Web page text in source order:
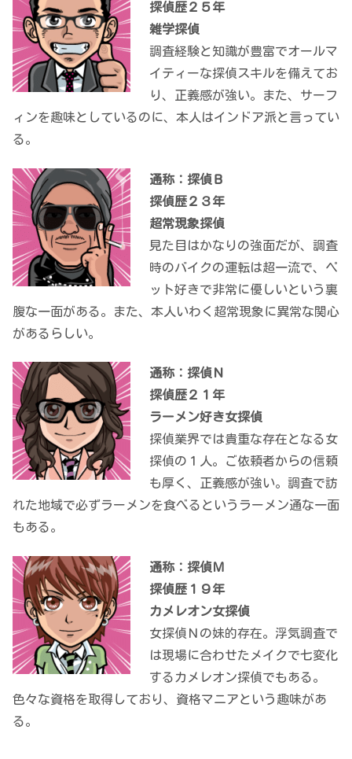
探偵歴２５年
雑学探偵
調査経験と知識が豊富でオールマ
イティーな探偵スキルを備えてお
り、正義感が強い。また、サーフ
ィンを趣味としているのに、本人はインドア派と言ってい
る。
通称：探偵Ｂ
探偵歴２３年
超常現象探偵
見た目はかなりの強面だが、調査
時のバイクの運転は超一流で、ペ
ット好きで非常に優しいという裏
腹な一面がある。また、本人いわく超常現象に異常な関心
があるらしい。
通称：探偵Ｎ
探偵歴２１年
ラーメン好き女探偵
探偵業界では貴重な存在となる女
探偵の１人。ご依頼者からの信頼
も厚く、正義感が強い。調査で訪
れた地域で必ずラーメンを食べるというラーメン通な一面
もある。
通称：探偵Ｍ
探偵歴１９年
カメレオン女探偵
女探偵Ｎの妹的存在。浮気調査で
は現場に合わせたメイクで七変化
するカメレオン探偵でもある。
色々な資格を取得しており、資格マニアという趣味があ
る。